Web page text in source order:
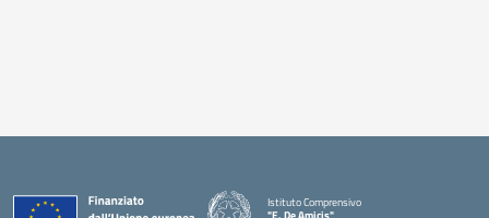
Istituto Comprensivo
"E. De Amicis"